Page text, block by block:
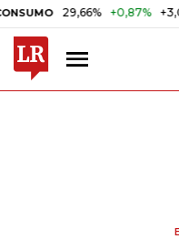
29,66% +0,87% +3,02%